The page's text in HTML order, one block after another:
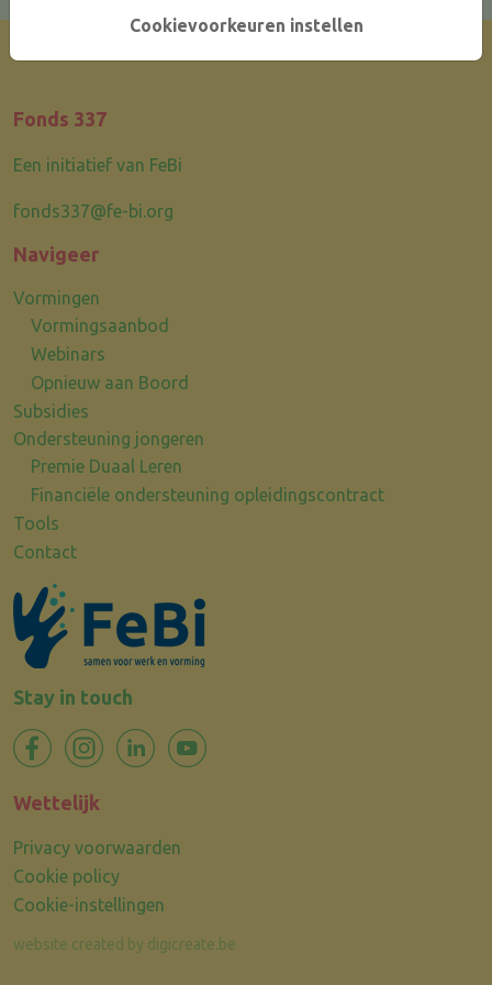
Fonds 337
Een initiatief van FeBi
fonds337@fe-bi.org
Navigeer
Vormingen
Vormingsaanbod
Webinars
Opnieuw aan Boord
Subsidies
Ondersteuning jongeren
Premie Duaal Leren
Financiële ondersteuning opleidingscontract
Tools
Contact
Stay in touch
Wettelijk
Privacy voorwaarden
Cookie policy
Cookie-instellingen
website created by digicreate.be
Cookievoorkeuren instellen